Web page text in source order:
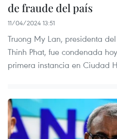
de fraude del país
11/04/2024 13:51
Truong My Lan, presidenta
Thinh Phat, fue condenada
primera instancia en Ciudad